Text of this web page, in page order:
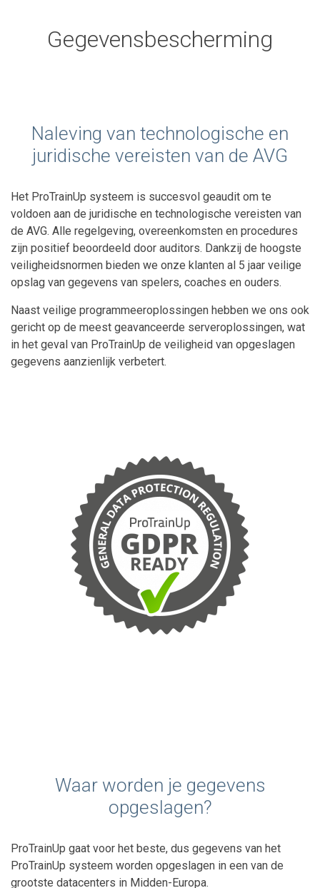
Gegevensbescherming
Naleving van technologische en
juridische vereisten van de AVG
Het ProTrainUp systeem is succesvol geaudit om te
voldoen aan de juridische en technologische vereisten van
de AVG. Alle regelgeving, overeenkomsten en procedures
zijn positief beoordeeld door auditors. Dankzij de hoogste
veiligheidsnormen bieden we onze klanten al 5 jaar veilige
opslag van gegevens van spelers, coaches en ouders.
Naast veilige programmeeroplossingen hebben we ons ook
gericht op de meest geavanceerde serveroplossingen, wat
in het geval van ProTrainUp de veiligheid van opgeslagen
gegevens aanzienlijk verbetert.
Waar worden je gegevens
opgeslagen?
ProTrainUp gaat voor het beste, dus gegevens van het
ProTrainUp systeem worden opgeslagen in een van de
grootste datacenters in Midden-Europa.